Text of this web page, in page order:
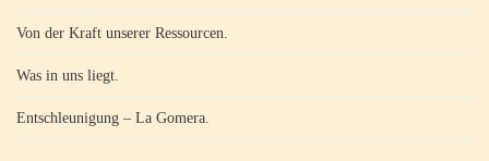
Von der Kraft unserer Ressourcen.
Was in uns liegt.
Entschleunigung – La Gomera.